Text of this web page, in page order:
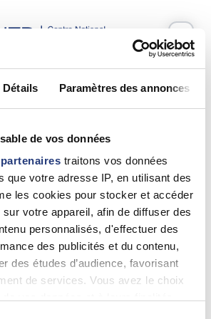
Détails Paramètres des annonces
de vos données
traitons vos données
que votre adresse IP, en utilisant des
les cookies pour stocker et accéder
votre appareil, afin de diffuser des
personnalisés, d'effectuer des
des publicités et du contenu,
des études d’audience, favorisant
de services. Vous avez le choix
psychotechnique
Juin 2026à09:35